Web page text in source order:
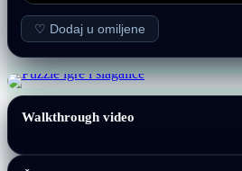
♡ Dodaj u omiljene
Walkthrough video